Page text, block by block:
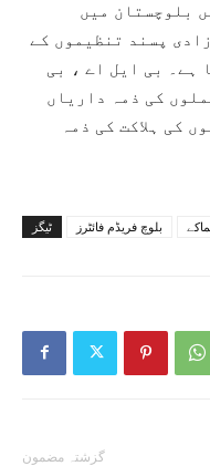
بلوچستان میں
پسند تنظیموں کے
ہے۔ بی ایل اے ، بی
کی ذمہ داریاں
کی ہلاکت کی ذمہ
ٹیگز بلوچ فریڈم فائٹرز
گزشتہ مضمون